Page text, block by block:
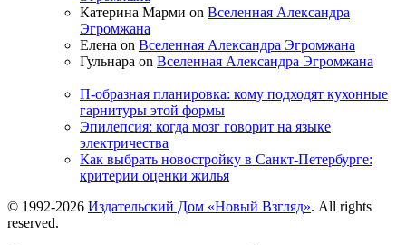
Катерина Марми on Вселенная Александра
Эгромжана
Елена on Вселенная Александра Эгромжана
Гульнара on Вселенная Александра Эгромжана
П-образная планировка: кому подходят кухонные
гарнитуры этой формы
Эпилепсия: когда мозг говорит на языке
электричества
Как выбрать новостройку в Санкт-Петербурге:
критерии оценки жилья
© 1992-2026 Издательский Дом «Новый Взгляд». All rights
reserved.